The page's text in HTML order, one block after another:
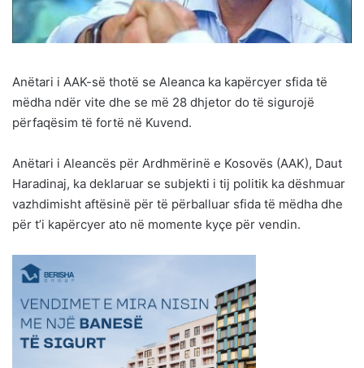
Anëtari i AAK-së thotë se Aleanca ka kapërcyer sfida të
mëdha ndër vite dhe se më 28 dhjetor do të sigurojë
përfaqësim të fortë në Kuvend.
Anëtari i Aleancës për Ardhmërinë e Kosovës (AAK), Daut
Haradinaj, ka deklaruar se subjekti i tij politik ka dëshmuar
vazhdimisht aftësinë për të përballuar sfida të mëdha dhe
për t’i kapërcyer ato në momente kyçe për vendin.